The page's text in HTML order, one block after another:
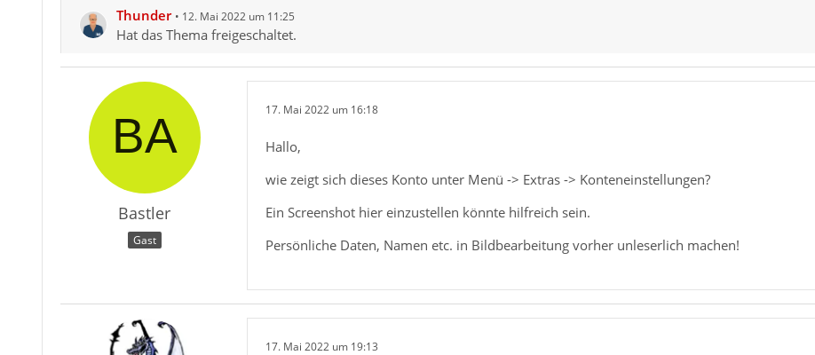
Thunder 12. Mai 2022 um 11:25
Hat das Thema freigeschaltet.
Bastler
Gast
17. Mai 2022 um 16:18
Hallo,
wie zeigt sich dieses Konto unter Menü -> Extras -> Konteneinstellungen?
Ein Screenshot hier einzustellen könnte hilfreich sein.
Persönliche Daten, Namen etc. in Bildbearbeitung vorher unleserlich machen!
17. Mai 2022 um 19:13